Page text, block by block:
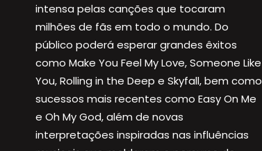
intensa pelas canções que tocaram
milhões de fãs em todo o mundo. Do
público poderá esperar grandes êxitos
como Make You Feel My Love, Someone Like
You, Rolling in the Deep e Skyfall, bem como
sucessos mais recentes como Easy On Me
e Oh My God, além de novas
interpretações inspiradas nas influências